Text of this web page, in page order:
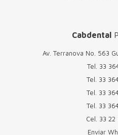
Cabdental
Av. Terranova No. 563
Tel. 33
Tel. 33
Tel. 33
Tel. 33
Cel. 33 22
Enviar